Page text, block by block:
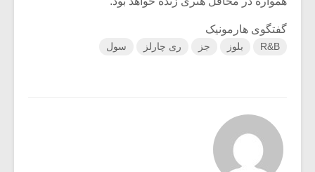
گفتگوی هارمونیک
R&B بلوز جز ری چارلز سول